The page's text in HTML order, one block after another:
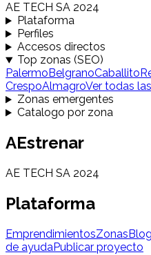
AE TECH SA 2024
Plataforma
Perfiles
Accesos directos
Top zonas (SEO)
Palermo BelgranoCaballito
CrespoAlmagroVer todas
Zonas emergentes
Catalogo por zona
AEstrenar
AE TECH SA 2024
Plataforma
EmprendimientosZonasBlog
de ayudaPublicar proyecto